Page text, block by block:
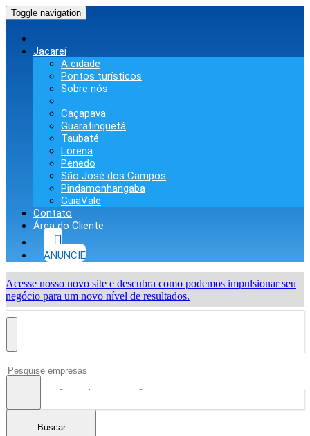
Toggle navigation
Jacareí
A cidade
Pontos turísticos
Sobre nós
Caçapava
Guaratinguetá
Taubaté
Lorena
Penedo
São José dos Campos
Pindamonhangaba
GuiaVale
Contato
Área do Cliente
ANUNCIE
Acesse nosso novo site e descubra como podemos impulsionar seu
negócio para um novo nível de resultados.
Buscar